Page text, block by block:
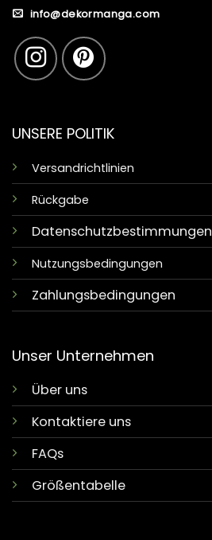
info@dekormanga.com
UNSERE POLITIK
Versandrichtlinien
Rückgabe
Datenschutzbestimmungen
Nutzungsbedingungen
Zahlungsbedingungen
Unser Unternehmen
Über uns
Kontaktiere uns
FAQs
Größentabelle